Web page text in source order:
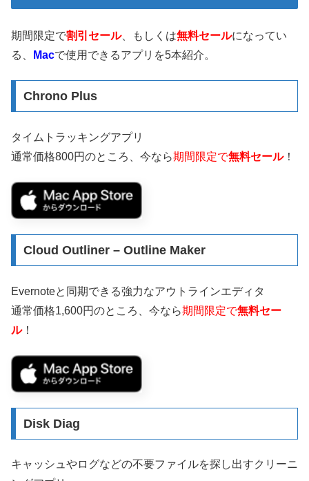
期間限定で割引セール、もしくは無料セールになってい
る、
Macで使用できるアプリを5本紹介。
Chrono Plus
タイムトラッキングアプリ
通常価格800円のところ、今なら期間限定で無料セール！
Cloud Outliner – Outline Maker
Evernoteと同期できる強力なアウトラインエディタ
通常価格1,600円のところ、今なら期間限定で無料セー
ル！
Disk Diag
キャッシュやログなどの不要ファイルを探し出すクリーニ